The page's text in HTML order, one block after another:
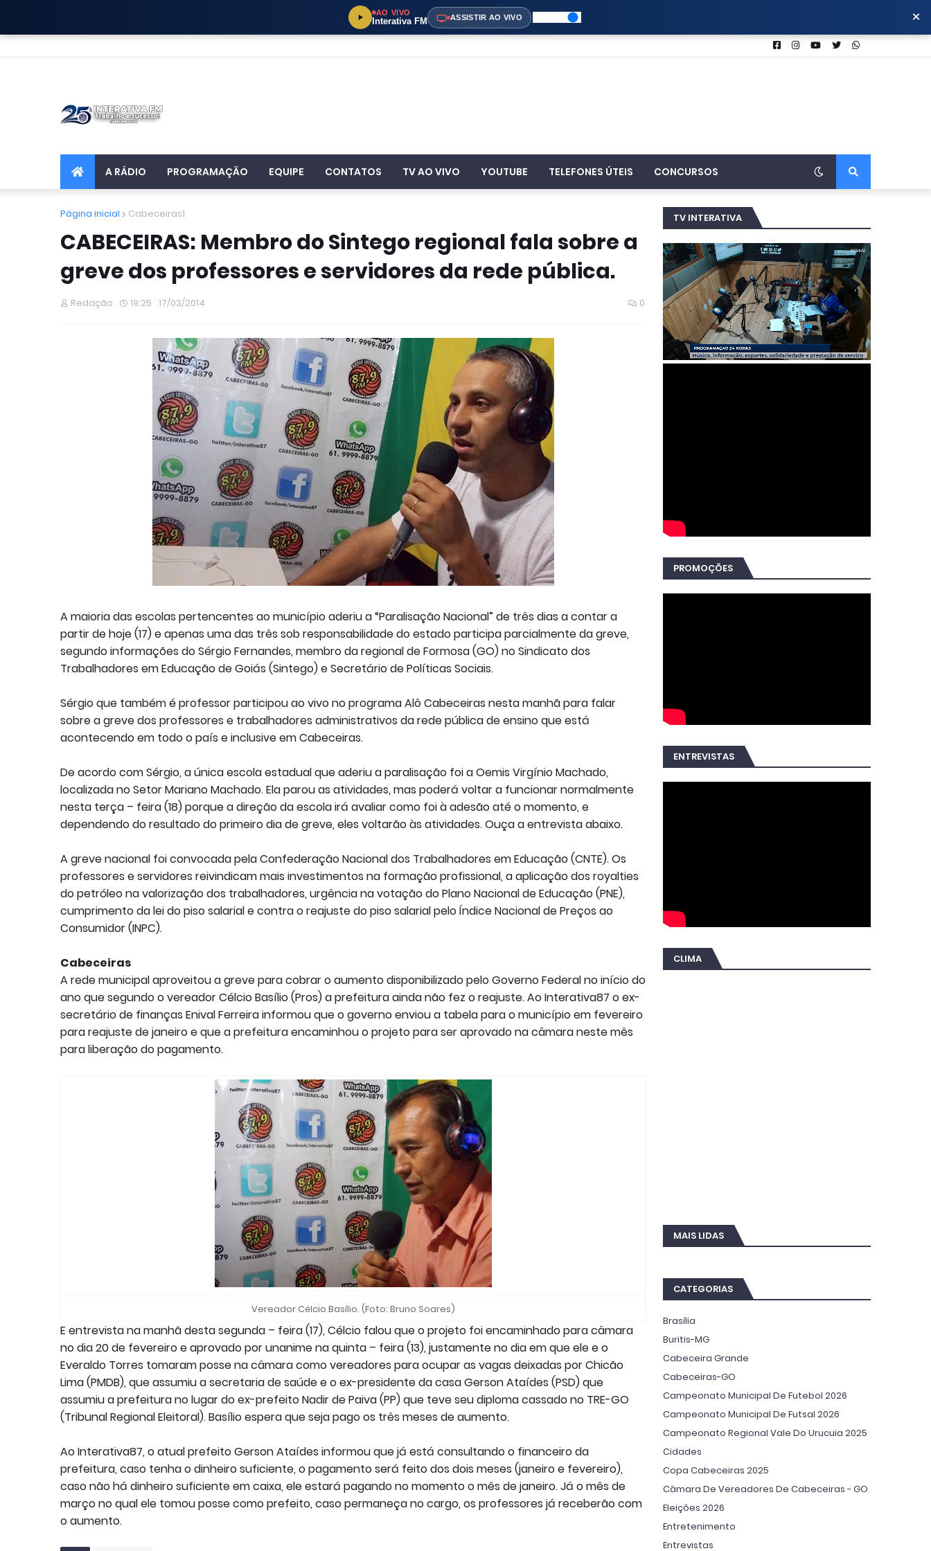
AO VIVO
Interativa FM ASSISTIR AO VIVO ×
A RÁDIO PROGRAMAÇÃO EQUIPE CONTATOS TV AO VIVO YOUTUBE TELEFONES ÚTEIS CONCURSOS
Página inicial Cabeceiras1
CABECEIRAS: Membro do Sintego regional fala sobre a
greve dos professores e servidores da rede pública.
Redação 19:25 17/03/2014 0
A maioria das escolas pertencentes ao município aderiu a “Paralisação Nacional” de três dias a contar a
partir de hoje (17) e apenas uma das três sob responsabilidade do estado participa parcialmente da greve,
segundo informações do Sérgio Fernandes, membro da regional de Formosa (GO) no Sindicato dos
Trabalhadores em Educação de Goiás (Sintego) e Secretário de Políticas Sociais.
Sérgio que também é professor participou ao vivo no programa Alô Cabeceiras nesta manhã para falar
sobre a greve dos professores e trabalhadores administrativos da rede pública de ensino que está
acontecendo em todo o país e inclusive em Cabeceiras.
De acordo com Sérgio, a única escola estadual que aderiu a paralisação foi a Oemis Virgínio Machado,
localizada no Setor Mariano Machado. Ela parou as atividades, mas poderá voltar a funcionar normalmente
nesta terça – feira (18) porque a direção da escola irá avaliar como foi à adesão até o momento, e
dependendo do resultado do primeiro dia de greve, eles voltarão às atividades. Ouça a entrevista abaixo.
A greve nacional foi convocada pela Confederação Nacional dos Trabalhadores em Educação (CNTE). Os
professores e servidores reivindicam mais investimentos na formação profissional, a aplicação dos royalties
do petróleo na valorização dos trabalhadores, urgência na votação do Plano Nacional de Educação (PNE),
cumprimento da lei do piso salarial e contra o reajuste do piso salarial pelo Índice Nacional de Preços ao
Consumidor (INPC).
Cabeceiras
A rede municipal aproveitou a greve para cobrar o aumento disponibilizado pelo Governo Federal no início do
ano que segundo o vereador Célcio Basílio (Pros) a prefeitura ainda não fez o reajuste. Ao Interativa87 o ex-
secretário de finanças Enival Ferreira informou que o governo enviou a tabela para o município em fevereiro
para reajuste de janeiro e que a prefeitura encaminhou o projeto para ser aprovado na câmara neste mês
para liberação do pagamento.
Vereador Célcio Basílio. (Foto: Bruno Soares)
E entrevista na manhã desta segunda – feira (17), Célcio falou que o projeto foi encaminhado para câmara
no dia 20 de fevereiro e aprovado por unanime na quinta – feira (13), justamente no dia em que ele e o
Everaldo Torres tomaram posse na câmara como vereadores para ocupar as vagas deixadas por Chicão
Lima (PMDB), que assumiu a secretaria de saúde e o ex-presidente da casa Gerson Ataídes (PSD) que
assumiu a prefeitura no lugar do ex-prefeito Nadir de Paiva (PP) que teve seu diploma cassado no TRE-GO
(Tribunal Regional Eleitoral). Basílio espera que seja pago os três meses de aumento.
Ao Interativa87, o atual prefeito Gerson Ataídes informou que já está consultando o financeiro da
prefeitura, caso tenha o dinheiro suficiente, o pagamento será feito dos dois meses (janeiro e fevereiro),
caso não há dinheiro suficiente em caixa, ele estará pagando no momento o mês de janeiro. Já o mês de
março no qual ele tomou posse como prefeito, caso permaneça no cargo, os professores já receberão com
o aumento.
TV INTERATIVA
PROMOÇÕES
ENTREVISTAS
CLIMA
MAIS LIDAS
CATEGORIAS
Brasília
Buritis-MG
Cabeceira Grande
Cabeceiras-GO
Campeonato Municipal De Futebol 2026
Campeonato Municipal De Futsal 2026
Campeonato Regional Vale Do Urucuia 2025
Cidades
Copa Cabeceiras 2025
Câmara De Vereadores De Cabeceiras - GO
Eleições 2026
Entretenimento
Entrevistas